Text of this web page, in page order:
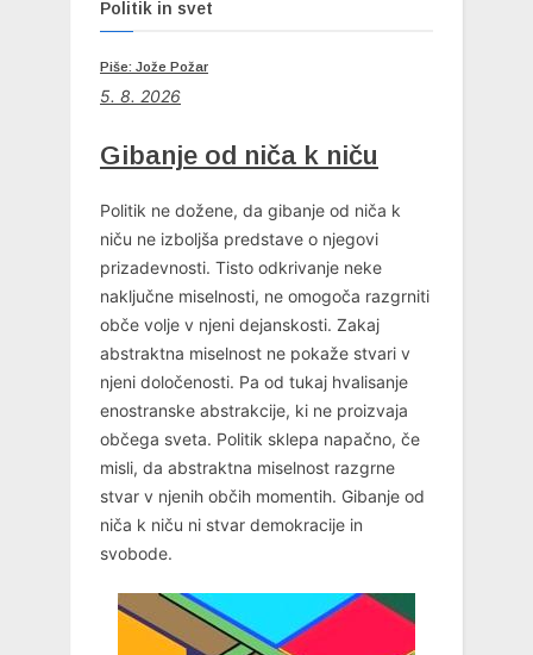
Politik in svet
Piše: Jože Požar
5. 8. 2026
Gibanje od niča k niču
Politik ne dožene, da gibanje od niča k
niču ne izboljša predstave o njegovi
prizadevnosti. Tisto odkrivanje neke
naključne miselnosti, ne omogoča razgrniti
obče volje v njeni dejanskosti. Zakaj
abstraktna miselnost ne pokaže stvari v
njeni določenosti. Pa od tukaj hvalisanje
enostranske abstrakcije, ki ne proizvaja
občega sveta. Politik sklepa napačno, če
misli, da abstraktna miselnost razgrne
stvar v njenih občih momentih. Gibanje od
niča k niču ni stvar demokracije in
svobode.